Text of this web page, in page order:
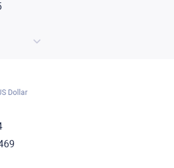
Dollar